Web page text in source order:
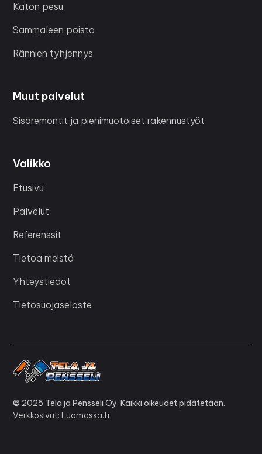
Katon pesu
Sammaleen poisto
Rännien tyhjennys
Muut palvelut
Sisäremontit ja pienimuotoiset rakennustyöt
Valikko
Etusivu
Palvelut
Referenssit
Tietoa meistä
Yhteystiedot
Tietosuojaseloste
© 2025 Tela ja Pensseli Oy. Kaikki oikeudet pidätetään.
Verkkosivut: Luomassa.fi